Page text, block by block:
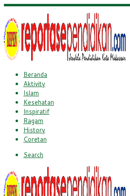
Beranda
Aktivity
Islam
Kesehatan
Inspiratif
Ragam
History
Coretan
Search